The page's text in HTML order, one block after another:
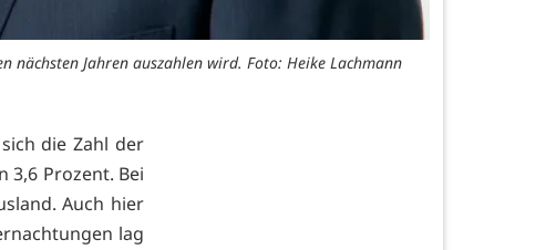
nächsten Jahren auszahlen wird. Foto: Heike Lachmann
die Zahl der
3,6 Prozent. Bei
Auch hier
lag